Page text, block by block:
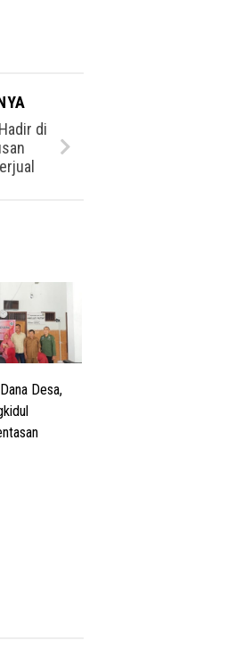
di
Desa,